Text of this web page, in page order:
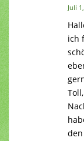
Juli
ich